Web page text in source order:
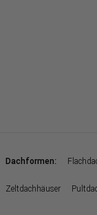
Dachformen:
Zeltdachhäuser